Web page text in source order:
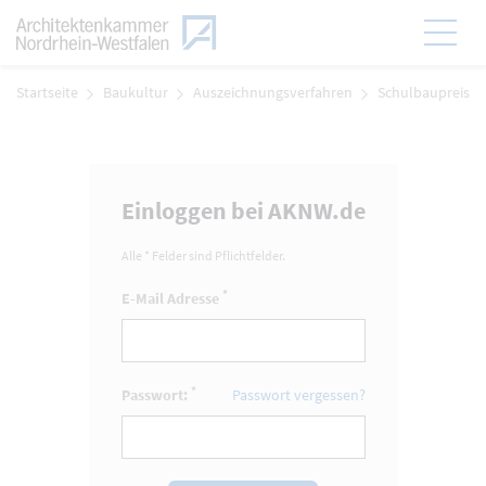
Zum Menü
Startseite Baukultur Auszeichnungsverfahren Schulbaupreis
Einloggen bei AKNW.de
Alle * Felder sind Pflichtfelder.
E-Mail Adresse *
Passwort: * Passwort vergessen?